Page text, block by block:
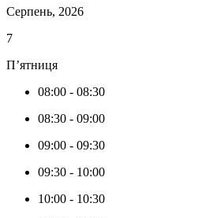
Серпень, 2026
7
П’ятниця
08:00 - 08:30
08:30 - 09:00
09:00 - 09:30
09:30 - 10:00
10:00 - 10:30